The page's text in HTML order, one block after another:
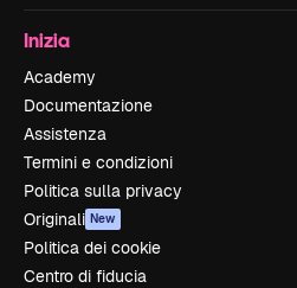
Inizia
Academy
Documentazione
Assistenza
Termini e condizioni
Politica sulla privacy
Originali New
Politica dei cookie
Centro di fiducia